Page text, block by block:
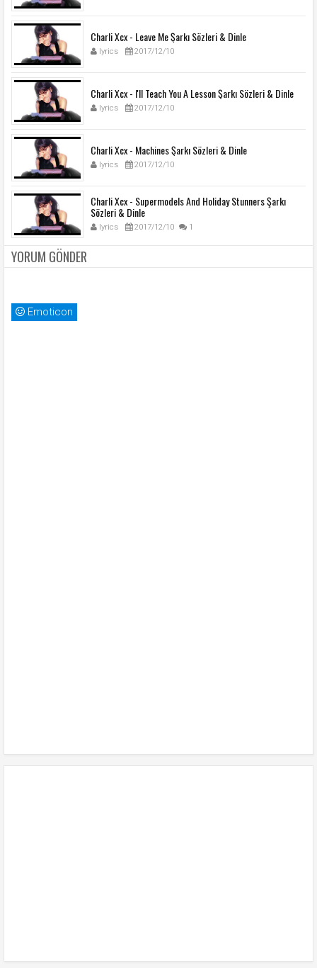
Charli Xcx - Leave Me Şarkı Sözleri & Dinle
lyrics 2017/12/10
Charli Xcx - I'll Teach You A Lesson Şarkı Sözleri & Dinle
lyrics 2017/12/10
Charli Xcx - Machines Şarkı Sözleri & Dinle
lyrics 2017/12/10
Charli Xcx - Supermodels And Holiday Stunners Şarkı
Sözleri & Dinle
lyrics 2017/12/10 1
YORUM GÖNDER
Emoticon